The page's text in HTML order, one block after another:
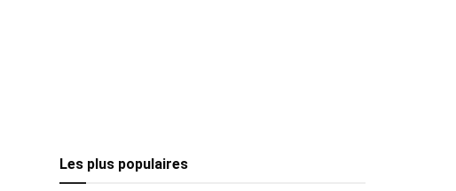
Les plus populaires